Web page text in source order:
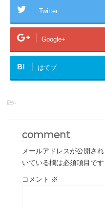
Twitter
Google+
B! はてブ
-
comment
メールアドレスが公開さ
いている欄は必須項目です
コメント ※